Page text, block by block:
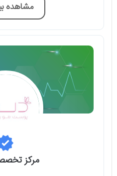
مشاهده
مرکز